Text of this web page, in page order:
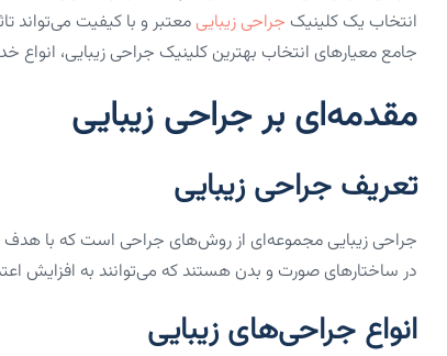
انتخاب یک کلینیک جراحی زیبایی معتبر و با کیفیت می‌تواند
جامع معیارهای انتخاب بهترین کلینیک جراحی زیبایی، انواع
مقدمه‌ای بر جراحی زیبایی
تعریف جراحی زیبایی
جراحی زیبایی مجموعه‌ای از روش‌های جراحی است که با هدف
در ساختارهای صورت و بدن هستند که می‌توانند به افزایش
انواع جراحی‌های زیبایی